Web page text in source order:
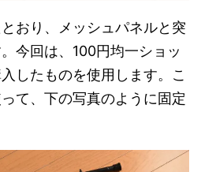
おり、メッシュパネルと突
今回は、100円均一ショッ
したものを使用します。こ
て、下の写真のように固定